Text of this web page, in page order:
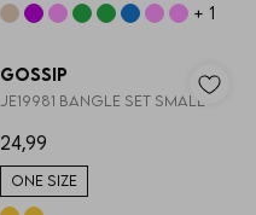
+ 1
1/2
Gossip
JE19981 BANGLE SET SMALL
24,99
ONE SIZE